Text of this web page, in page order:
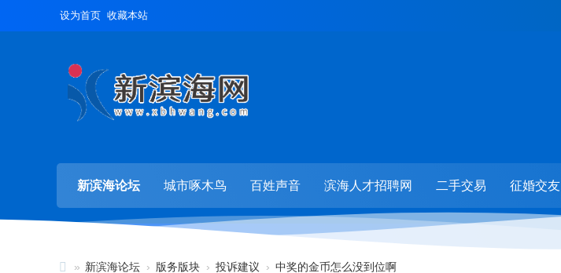
设为首页 收藏本站
新滨海论坛 城市啄木鸟 百姓声音 滨海人才招聘网 二手交易 征婚交友
» 新滨海论坛 › 版务版块 › 投诉建议 › 中奖的金币怎么没到位啊